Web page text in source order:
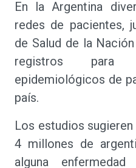
En la Argentina
redes de pacientes,
de Salud de la
registros para
epidemiológicos de
país.
Los estudios
4 millones de
alguna